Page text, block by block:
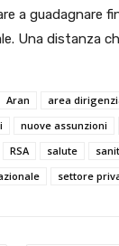
a guadagnare
Una distanza
Aran area
nuove assunzioni
RSA salute
settore